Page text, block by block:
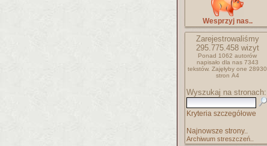
Wesprzyj nas..
Zarejestrowaliśmy
295.775.458wizyt
Ponad 1062 autorów
napisało dla nas 7343
tekstów. Zajęłyby one 28930
stron A4
Wyszukaj na stronach:
Kryteria szczegółowe
Najnowsze strony..
Archiwum streszczeń..